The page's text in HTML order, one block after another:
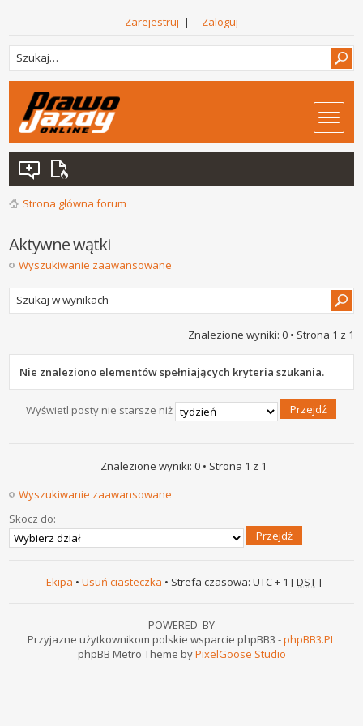
Zarejestruj | Zaloguj
Strona główna forum
Aktywne wątki
Wyszukiwanie zaawansowane
Znalezione wyniki: 0 • Strona 1 z 1
Nie znaleziono elementów spełniających kryteria szukania.
Wyświetl posty nie starsze niż
Znalezione wyniki: 0 • Strona 1 z 1
Wyszukiwanie zaawansowane
Skocz do:
Ekipa • Usuń ciasteczka • Strefa czasowa: UTC + 1 [DST]
POWERED_BY
Przyjazne użytkownikom polskie wsparcie phpBB3 -phpBB3.PL
phpBB Metro Theme byPixelGoose Studio